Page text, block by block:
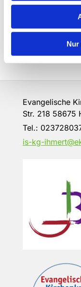
Nur
Evangelische
Str. 218 58675
Tel.:
is-kg-